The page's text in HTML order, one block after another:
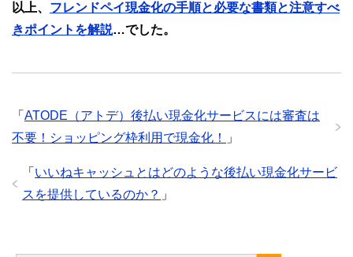
以上、 フレンドペイ現金化の手順と必要な書類と注意すべ
きポイントを解説…でした。
「 ATODE（アトデ）後払い現金化サービスには審査は
不要！ショッピング枠利用で現金化！
」
「 いいねキャッシュとはどのような後払い現金化サービ
スを提供しているのか？ 」